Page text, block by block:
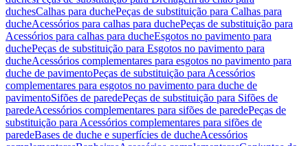
duchesCalhas para duchePeças de substituição para Calhas para
ducheAcessórios para calhas para duchePeças de substituição para
Acessórios para calhas para ducheEsgotos no pavimento para
duchePeças de substituição para Esgotos no pavimento para
ducheAcessórios complementares para esgotos no pavimento para
duche de pavimentoPeças de substituição para Acessórios
complementares para esgotos no pavimento para duche de
pavimentoSifões de paredePeças de substituição para Sifões de
paredeAcessórios complementares para sifões de paredePeças de
substituição para Acessórios complementares para sifões de
paredeBases de duche e superfícies de ducheAcessórios